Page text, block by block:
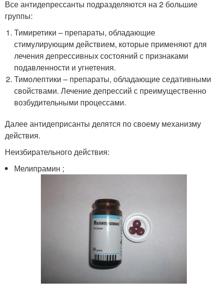
Все антидепрессанты подразделяются на 2 большие
группы:
Тимиретики – препараты, обладающие
стимулирующим действием, которые применяют для
лечения депрессивных состояний с признаками
подавленности и угнетения.
Тимолептики – препараты, обладающие седативными
свойствами. Лечение депрессий с преимущественно
возбудительными процессами.
Далее антидеприсанты делятся по своему механизму
действия.
Неизбирательного действия:
Мелипрамин ;